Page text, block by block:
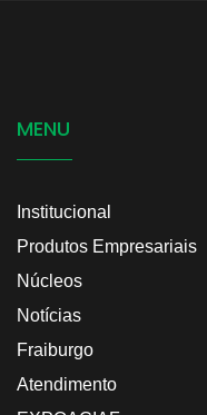
MENU
Institucional
Produtos Empresariais
Núcleos
Notícias
Fraiburgo
Atendimento